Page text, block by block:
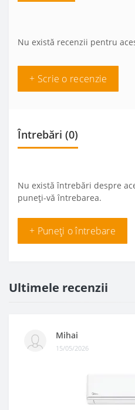
Nu există recenzii pentru
+ Scrie o recenzie
Întrebări (0)
Nu există întrebări despre
puneți-vă întrebarea.
+ Puneți o întrebare
Ultimele recenzii
Mihai
15/05/2026